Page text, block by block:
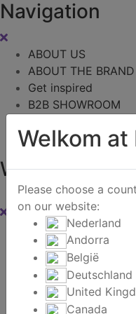
Navigation
ABOUT US
ABOUT THE BRAND
Get inspired
B2B SHOWROOM
Contact
Winkelwagen
0
Instagram
/B2B Webshop/
Welkom at
Please choose a
on our website:
Nederland
Andorra
België
Deutschland
United
Canada